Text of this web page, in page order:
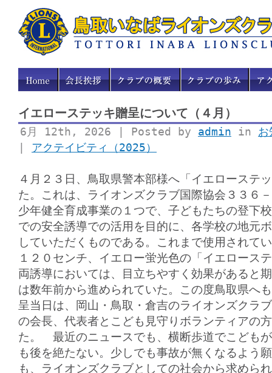
イエローステッキ贈呈について（４月）
6月 12th, 2026 | Posted by admin in お
アクテイビティ（2025）
４月２３日、鳥取県警本部様へ「イエローステ
た。これは、ライオンズクラブ国際協会３３６
少年健全育成事業の１つで、子どもたちの登下
での安全誘導での活用を目的に、各学校の地元
していただくものである。これまで使用されて
１２０センチ、イエロー蛍光色の「イエロース
両誘導においては、目立ちやすく効果があると
は数年前から進められていた。この度鳥取県へ
呈当日は、岡山・鳥取・倉吉のライオンズクラ
の会長、代表者とこども見守りボランティアの
た。 最近のニュースでも、横断歩道でこども
も後を絶たない。少しでも事故が無くなるよう
も、ライオンズクラブとしての社会から求めら